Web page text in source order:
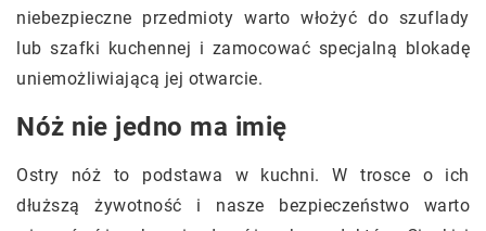
niebezpieczne przedmioty warto włożyć do szuflady
lub szafki kuchennej i zamocować specjalną blokadę
uniemożliwiającą jej otwarcie.
Nóż nie jedno ma imię
Ostry nóż to podstawa w kuchni. W trosce o ich
dłuższą żywotność i nasze bezpieczeństwo warto